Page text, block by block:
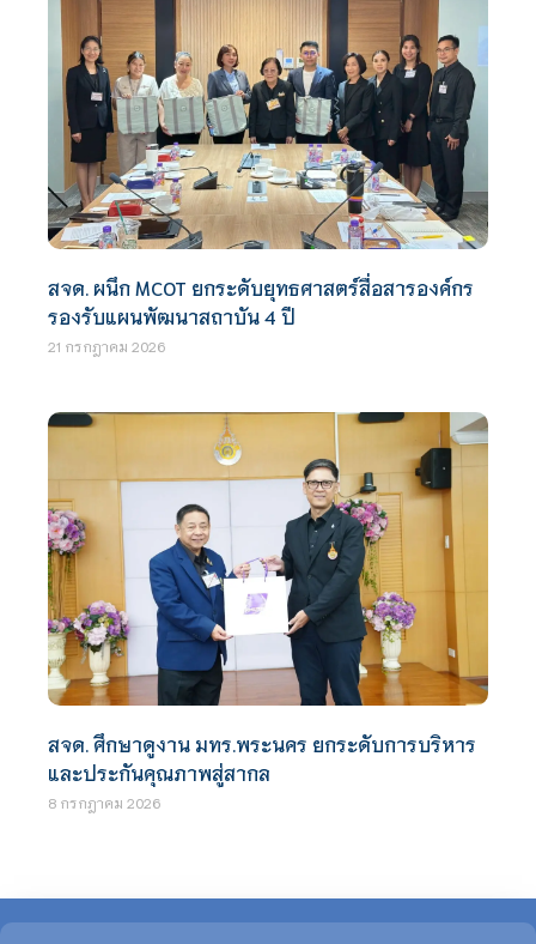
สจด. ผนึก MCOT ยกระดับยุทธศาสตร์สื่อสารองค์กร
รองรับแผนพัฒนาสถาบัน 4 ปี
21 กรกฎาคม 2026
สจด. ศึกษาดูงาน มทร.พระนคร ยกระดับการบริหาร
และประกันคุณภาพสู่สากล
8 กรกฎาคม 2026